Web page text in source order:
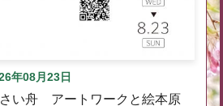
年08月23日
い舟 アートワークと絵本原